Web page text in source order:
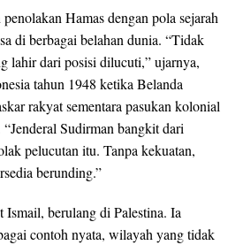
Hamas dengan pola sejarah
di berbagai belahan dunia. “Tidak
lahir dari posisi dilucuti,” ujarnya,
tahun 1948 ketika Belanda
rakyat sementara pasukan kolonial
Sudirman bangkit dari
pelucutan itu. Tanpa kekuatan,
berunding.”
berulang di Palestina. Ia
contoh nyata, wilayah yang tidak